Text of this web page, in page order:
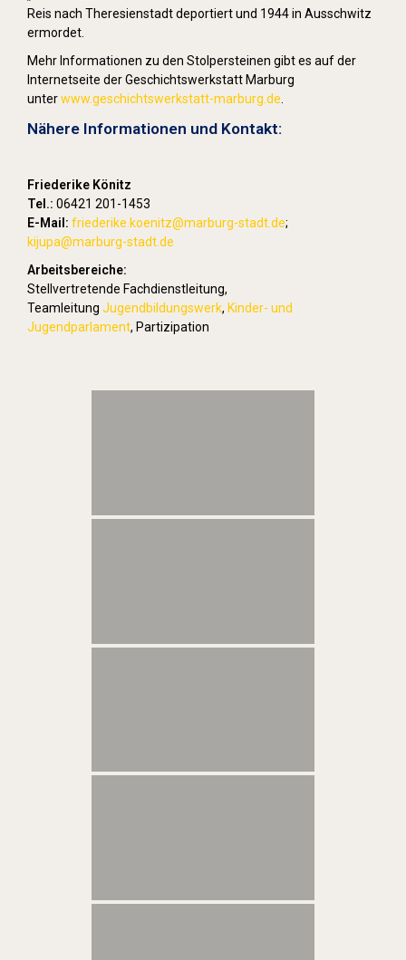
Reis nach Theresienstadt deportiert und 1944 in Ausschwitz
ermordet.
Mehr Informationen zu den Stolpersteinen gibt es auf der
Internetseite der Geschichtswerkstatt Marburg
unterwww.geschichtswerkstatt-marburg.de
Nähere Informationen und Kontakt:
Friederike Könitz
Tel.: 06421 201-1453
E-Mail: friederike.koenitz@marburg-stadt.de;
kijupa@marburg-stadt.de
Arbeitsbereiche:
Stellvertretende Fachdienstleitung,
Teamleitung Jugendbildungswerk, Kinder- und
Jugendparlament, Partizipation